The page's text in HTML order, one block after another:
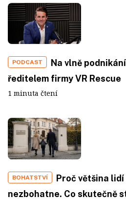
PODCAST
Na vlně
ředitelem firmy VR Rescue
1 minuta čtení
BOHATSTVÍ
Proč většina
nezbohatne. Co skutečně